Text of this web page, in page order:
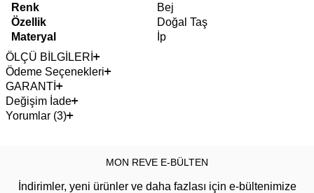
Renk
Bej
Özellik
Doğal Taş
Materyal
İp
ÖLÇÜ BİLGİLERİ
Ödeme Seçenekleri
GARANTİ
Değişim İade
Yorumlar (3)
MON REVE E-BÜLTEN
İndirimler, yeni ürünler ve daha fazlası için e-bültenimize